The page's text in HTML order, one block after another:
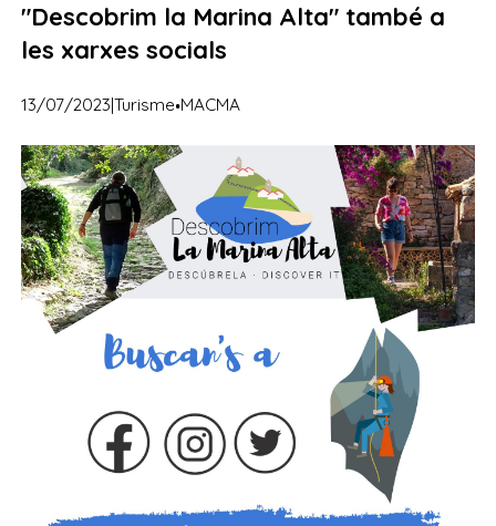
"Descobrim la Marina Alta" també a
les xarxes socials
13/07/2023|Turisme·MACMA